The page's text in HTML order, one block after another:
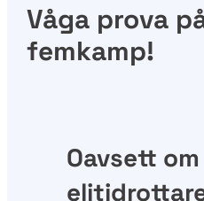
Våga prova
femkamp!
Oavsett